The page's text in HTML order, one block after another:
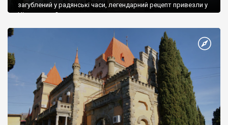
загублений у радянські часи, легендарний рецепт привезли у
Ніжин греки?